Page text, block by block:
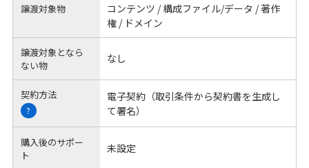
譲渡対象物
コンテンツ / 構成ファイル/データ / 著作
権 / ドメイン
譲渡対象となら
ない物
なし
契約方法
?
電子契約（取引条件から契約書を生成し
て署名）
購入後のサポー
ト
未設定